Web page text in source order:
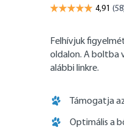
Felhívjuk
oldalon. A boltba
alábbi linkre.
Támogatja
Optimális a